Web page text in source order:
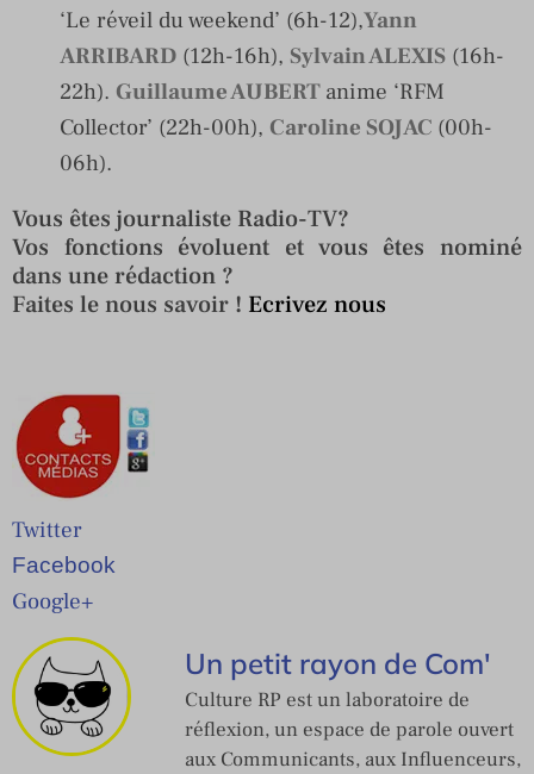
‘Le réveil du weekend’ (6h-12),Yann
ARRIBARD (12h-16h), Sylvain ALEXIS (16h-
22h). Guillaume AUBERT anime ‘RFM
Collector’ (22h-00h), Caroline SOJAC (00h-
06h).
Vous êtes journaliste Radio-TV?
Vos fonctions évoluent et vous êtes nominé
dans une rédaction ?
Faites le nous savoir ! Ecrivez nous
Twitter
Facebook
Google+
Un petit rayon de Com'
Culture RP est un laboratoire de
réflexion, un espace de parole ouvert
aux Communicants, aux Influenceurs,